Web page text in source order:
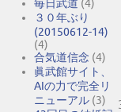
毎日武道 (4)
３０年ぶり
(20150612-14)
(4)
合気道信念 (4)
眞武館サイト、
AIの力で完全リ
ニューアル (3)